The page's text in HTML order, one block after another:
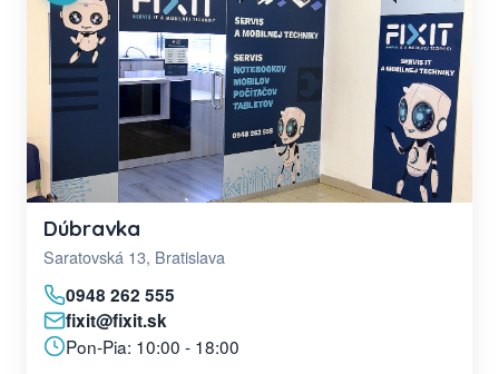
Dúbravka
Saratovská 13, Bratislava
0948 262 555
fixit@fixit.sk
Pon-Pia: 10:00 - 18:00